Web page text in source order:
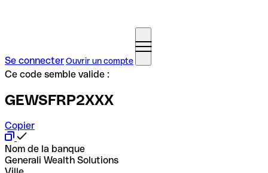
Se connecterOuvrir un compte
Ce code semble valide :
GEWSFRP2XXX
Copier
Nom de la banque
Generali Wealth Solutions